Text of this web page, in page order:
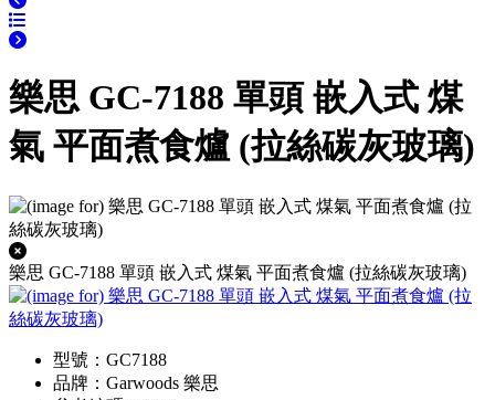
樂思 GC-7188 單頭 嵌入式 煤
氣 平面煮食爐 (拉絲碳灰玻璃)
樂思 GC-7188 單頭 嵌入式 煤氣 平面煮食爐 (拉絲碳灰玻璃)
型號：GC7188
品牌：Garwoods 樂思